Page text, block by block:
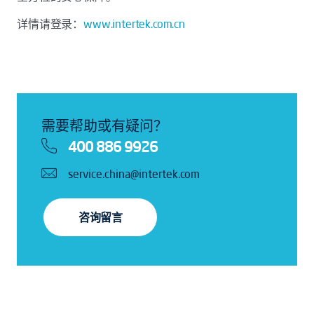
详情请登录：www.intertek.com.cn
需要帮助或有疑问？
400 886 9926
service.china@intertek.com
咨询留言